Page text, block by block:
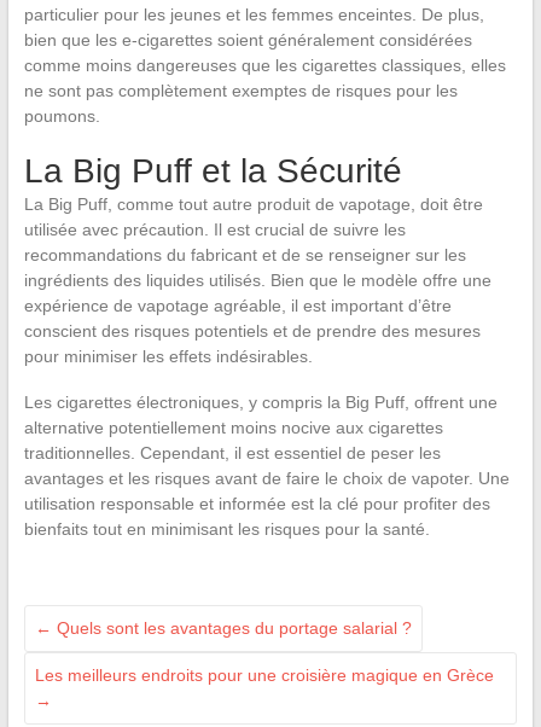
particulier pour les jeunes et les femmes enceintes. De plus,
bien que les e-cigarettes soient généralement considérées
comme moins dangereuses que les cigarettes classiques, elles
ne sont pas complètement exemptes de risques pour les
poumons.
La Big Puff et la Sécurité
La Big Puff, comme tout autre produit de vapotage, doit être
utilisée avec précaution. Il est crucial de suivre les
recommandations du fabricant et de se renseigner sur les
ingrédients des liquides utilisés. Bien que le modèle offre une
expérience de vapotage agréable, il est important d’être
conscient des risques potentiels et de prendre des mesures
pour minimiser les effets indésirables.
Les cigarettes électroniques, y compris la Big Puff, offrent une
alternative potentiellement moins nocive aux cigarettes
traditionnelles. Cependant, il est essentiel de peser les
avantages et les risques avant de faire le choix de vapoter. Une
utilisation responsable et informée est la clé pour profiter des
bienfaits tout en minimisant les risques pour la santé.
← Quels sont les avantages du portage salarial ?
Les meilleurs endroits pour une croisière magique en Grèce
→